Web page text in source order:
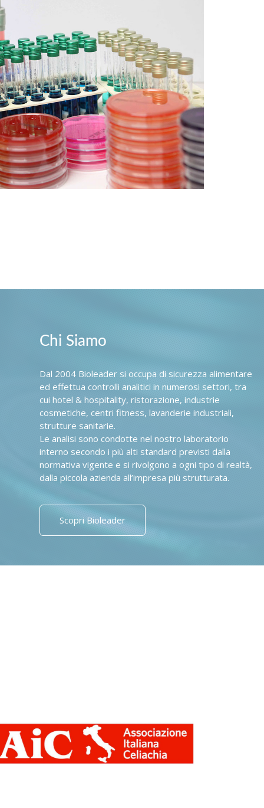
Chi Siamo
Dal 2004 Bioleader si occupa di sicurezza alimentare
ed effettua controlli analitici in numerosi settori, tra
cui hotel & hospitality, ristorazione, industrie
cosmetiche, centri fitness, lavanderie industriali,
strutture sanitarie.
Le analisi sono condotte nel nostro laboratorio
interno secondo i più alti standard previsti dalla
normativa vigente e si rivolgono a ogni tipo di realtà,
dalla piccola azienda all’impresa più strutturata.
Scopri Bioleader